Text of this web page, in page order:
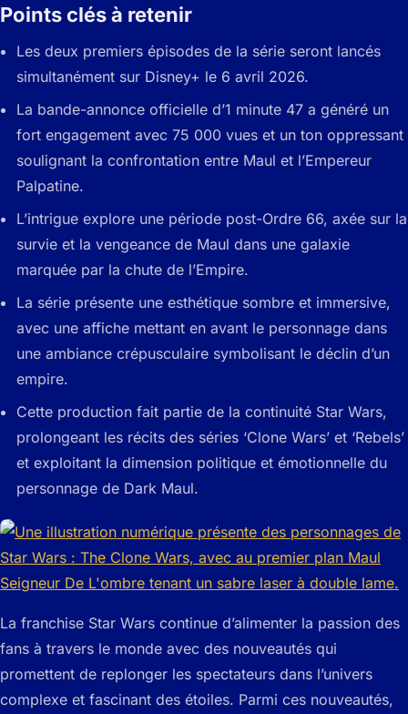
Points clés à retenir
Les deux premiers épisodes de la série seront lancés
simultanément sur Disney+ le 6 avril 2026.
La bande-annonce officielle d’1 minute 47 a généré un
fort engagement avec 75 000 vues et un ton oppressant
soulignant la confrontation entre Maul et l’Empereur
Palpatine.
L’intrigue explore une période post-Ordre 66, axée sur la
survie et la vengeance de Maul dans une galaxie
marquée par la chute de l’Empire.
La série présente une esthétique sombre et immersive,
avec une affiche mettant en avant le personnage dans
une ambiance crépusculaire symbolisant le déclin d’un
empire.
Cette production fait partie de la continuité Star Wars,
prolongeant les récits des séries ‘Clone Wars’ et ‘Rebels’
et exploitant la dimension politique et émotionnelle du
personnage de Dark Maul.
La franchise Star Wars continue d’alimenter la passion des
fans à travers le monde avec des nouveautés qui
promettent de replonger les spectateurs dans l’univers
complexe et fascinant des étoiles. Parmi ces nouveautés,